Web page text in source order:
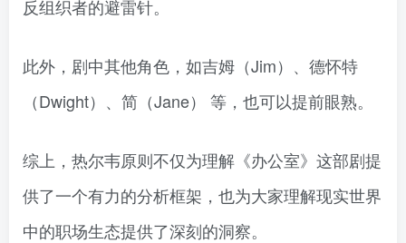
反组织者的避雷针。
此外，剧中其他角色，如吉姆（Jim）、德怀特
（Dwight）、简（Jane） 等，也可以提前眼熟。
综上，热尔韦原则不仅为理解《办公室》这部剧提
供了一个有力的分析框架，也为大家理解现实世界
中的职场生态提供了深刻的洞察。